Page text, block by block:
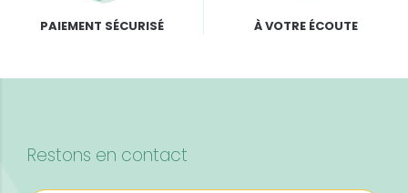
PAIEMENT SÉCURISÉ À VOTRE ÉCOUTE
Restons en contact